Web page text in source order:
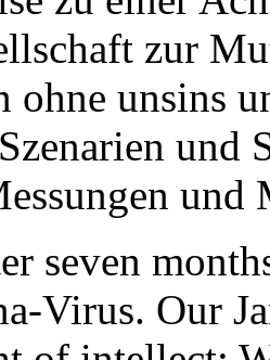
zur
ohne unsins
und
und
seven
Virus. Our